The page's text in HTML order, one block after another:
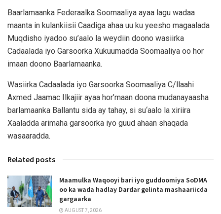
Baarlamaanka Federaalka Soomaaliya ayaa lagu wadaa
maanta in kulankiisii Caadiga ahaa uu ku yeesho magaalada
Muqdisho iyadoo su’aalo la weydiin doono wasiirka
Cadaalada iyo Garsoorka Xukuumadda Soomaaliya oo hor
imaan doono Baarlamaanka.
Wasiirka Cadaalada iyo Garsoorka Soomaaliya C/llaahi
Axmed Jaamac Ilkajiir ayaa hor’maan doona mudanayaasha
barlamaanka Ballantu sida ay tahay, si su‘aalo la xiriira
Xaaladda arimaha garsoorka iyo guud ahaan shaqada
wasaaradda.
Related posts
Maamulka Waqooyi bari iyo guddoomiya SoDMA
oo ka wada hadlay Dardar gelinta mashaariicda
gargaarka
AUGUST 7, 2026